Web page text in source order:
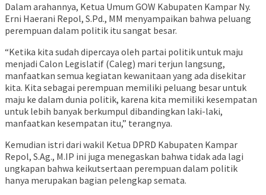
Dalam arahannya, Ketua Umum GOW Kabupaten Kampar Ny.
Erni Haerani Repol, S.Pd., MM menyampaikan bahwa peluang
perempuan dalam politik itu sangat besar.
“Ketika kita sudah dipercaya oleh partai politik untuk maju
menjadi Calon Legislatif (Caleg) mari terjun langsung,
manfaatkan semua kegiatan kewanitaan yang ada disekitar
kita. Kita sebagai perempuan memiliki peluang besar untuk
maju ke dalam dunia politik, karena kita memiliki kesempatan
untuk lebih banyak berkumpul dibandingkan laki-laki,
manfaatkan kesempatan itu,” terangnya.
Kemudian istri dari wakil Ketua DPRD Kabupaten Kampar
Repol, S.Ag., M.IP ini juga menegaskan bahwa tidak ada lagi
ungkapan bahwa keikutsertaan perempuan dalam politik
hanya merupakan bagian pelengkap semata.